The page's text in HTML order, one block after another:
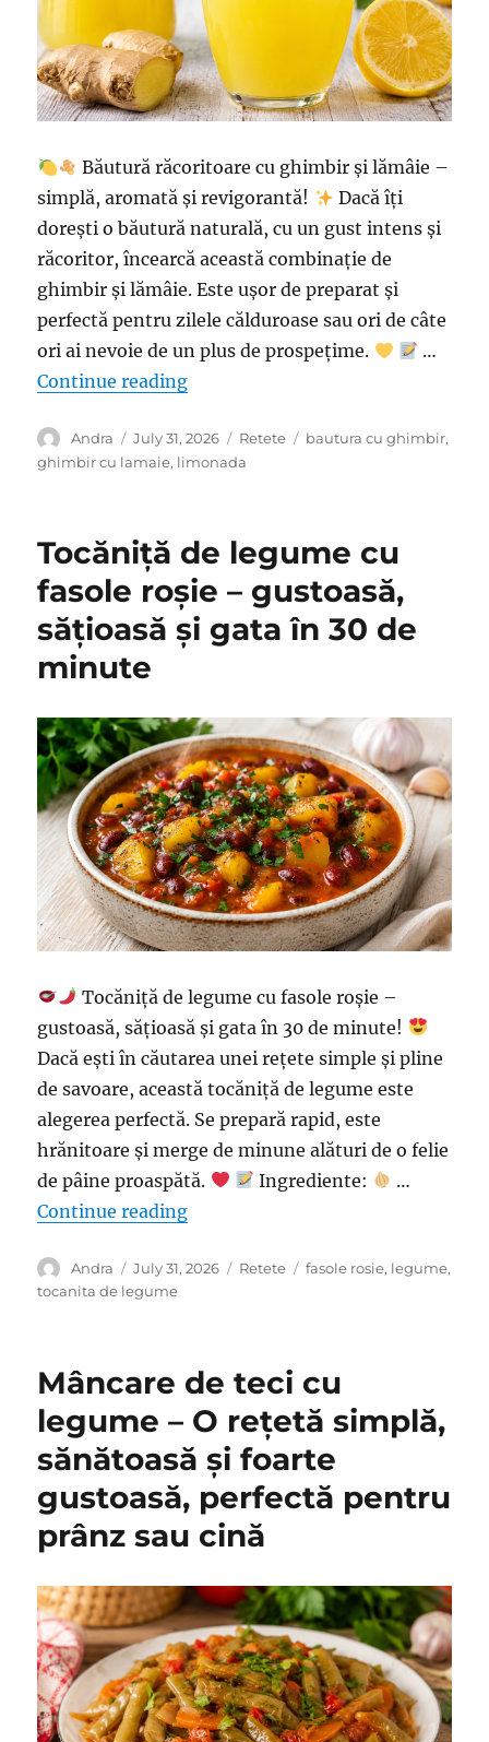
Băutură răcoritoare cu ghimbir și lămâie –
simplă, aromată și revigorantă!
Dacă îți
dorești o băutură naturală, cu un gust intens și
răcoritor, încearcă această combinație de
ghimbir și lămâie. Este ușor de preparat și
perfectă pentru zilele călduroase sau ori de câte
ori ai nevoie de un plus de prospețime.
…
Continue reading“Băutură răcoritoare cu ghimbir
Author
Andra
Posted
on
July 31, 2026 Categories
Retete Tags
bautura cu ghimbir,
ghimbir cu lamaie, limonada
Tocăniță de legume cu
fasole roșie – gustoasă,
sățioasă și gata în 30 de
minute
Tocăniță de legume cu fasole roșie –
gustoasă, sățioasă și gata în 30 de minute!
Dacă ești în căutarea unei rețete simple și pline
de savoare, această tocăniță de legume este
alegerea perfectă. Se prepară rapid, este
hrănitoare și merge de minune alături de o felie
de pâine proaspătă.
Ingrediente:
…
Continue reading“Tocăniță de legume cu fasole
Author
Andra
Posted
on
July 31, 2026 Categories
Retete Tags
fasole rosie, legume,
tocanita de legume
Mâncare de teci cu
legume – O rețetă simplă,
sănătoasă și foarte
gustoasă, perfectă pentru
prânz sau cină